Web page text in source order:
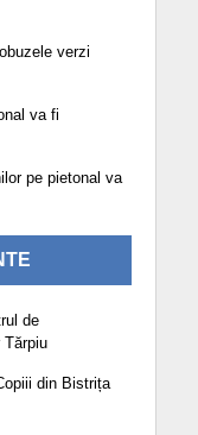
verzi
va fi
pe pietonal va
de
Tărpiu
din Bistrița